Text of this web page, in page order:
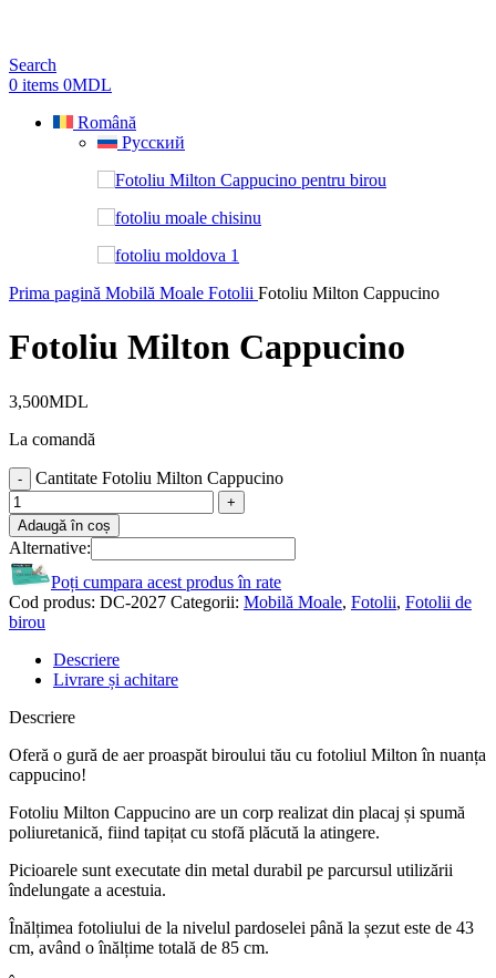
Search
0 items 0MDL
Română
Русский
Prima pagină Mobilă Moale Fotolii Fotoliu Milton Cappucino
Fotoliu Milton Cappucino
3,500MDL
La comandă
Cantitate Fotoliu Milton Cappucino
Adaugă în coș
Alternative:
Poți cumpara acest produs în rate
Cod produs: DC-2027 Categorii: Mobilă Moale, Fotolii, Fotolii de
birou
Descriere
Livrare și achitare
Descriere
Oferă o gură de aer proaspăt biroului tău cu fotoliul Milton în nuanța
cappucino!
Fotoliu Milton Cappucino are un corp realizat din placaj și spumă
poliuretanică, fiind tapițat cu stofă plăcută la atingere.
Picioarele sunt executate din metal durabil pe parcursul utilizării
îndelungate a acestuia.
Înălțimea fotoliului de la nivelul pardoselei până la șezut este de 43
cm, având o înălțime totală de 85 cm.